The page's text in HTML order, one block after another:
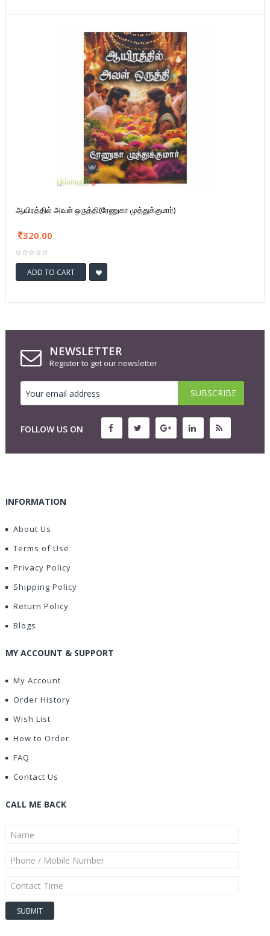
ஆயிரத்தில் அவள் ஒருத்தி(ரேணுகா முத்துக்குமார்)
320.00
ADD TO CART
NEWSLETTER
Register to get our newsletter
FOLLOW US ON
INFORMATION
About Us
Terms of Use
Privacy Policy
Shipping Policy
Return Policy
Blogs
MY ACCOUNT & SUPPORT
My Account
Order History
Wish List
How to Order
FAQ
Contact Us
CALL ME BACK